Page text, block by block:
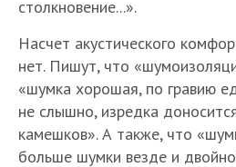
столкновение...».
Насчет акустического
нет. Пишут, что
«шумка хорошая, по гравию
не слышно, изредка
камешков». А также, что
больше шумки везде и